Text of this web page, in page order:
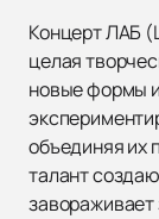
Концерт ЛАБ
целая
новые формы
объединяя их
талант
завораживает